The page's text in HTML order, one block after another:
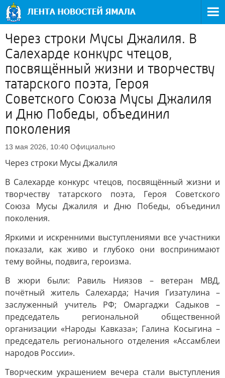
Через строки Мусы Джалиля. В
Салехарде конкурс чтецов,
посвящённый жизни и творчеству
татарского поэта, Героя
Советского Союза Мусы Джалиля
и Дню Победы, объединил
поколения
13 мая 2026, 10:40 Официально
Через строки Мусы Джалиля
В Салехарде конкурс чтецов, посвящённый жизни и
творчеству татарского поэта, Героя Советского
Союза Мусы Джалиля и Дню Победы, объединил
поколения.
Яркими и искренними выступлениями все участники
показали, как живо и глубоко они воспринимают
тему войны, подвига, героизма.
В жюри были: Равиль Ниязов – ветеран МВД,
почётный житель Салехарда; Начия Гизатулина –
заслуженный учитель РФ; Омаргаджи Садыков –
председатель региональной общественной
организации «Народы Кавказа»; Галина Косыгина –
председатель регионального отделения «Ассамблеи
народов России».
Творческим украшением вечера стали выступления